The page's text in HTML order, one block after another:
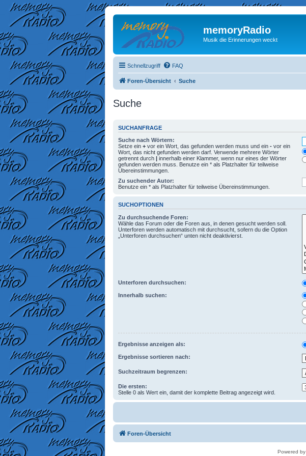
memoryRadio
Musik die Erinnerungen weckt
Schnellzugriff FAQ
Foren-Übersicht Suche
Suche
SUCHANFRAGE
Suche nach Wörtern:
Setze ein + vor ein Wort, das gefunden werden muss und ein - vor ein
Wort, das nicht gefunden werden darf. Verwende mehrere Wörter
getrennt durch | innerhalb einer Klammer, wenn nur eines der Wörter
gefunden werden muss. Benutze ein * als Platzhalter für teilweise
Übereinstimmungen.
Zu suchender Autor:
Benutze ein * als Platzhalter für teilweise Übereinstimmungen.
SUCHOPTIONEN
Zu durchsuchende Foren:
Wähle das Forum oder die Foren aus, in denen gesucht werden soll.
Unterforen werden automatisch mit durchsucht, sofern du die Option
„Unterforen durchsuchen“ unten nicht deaktivierst.
Unterforen durchsuchen:
Innerhalb suchen:
Ergebnisse anzeigen als:
Ergebnisse sortieren nach:
Suchzeitraum begrenzen:
Die ersten:
Stelle 0 als Wert ein, damit der komplette Beitrag angezeigt wird.
Foren-Übersicht
Powered by